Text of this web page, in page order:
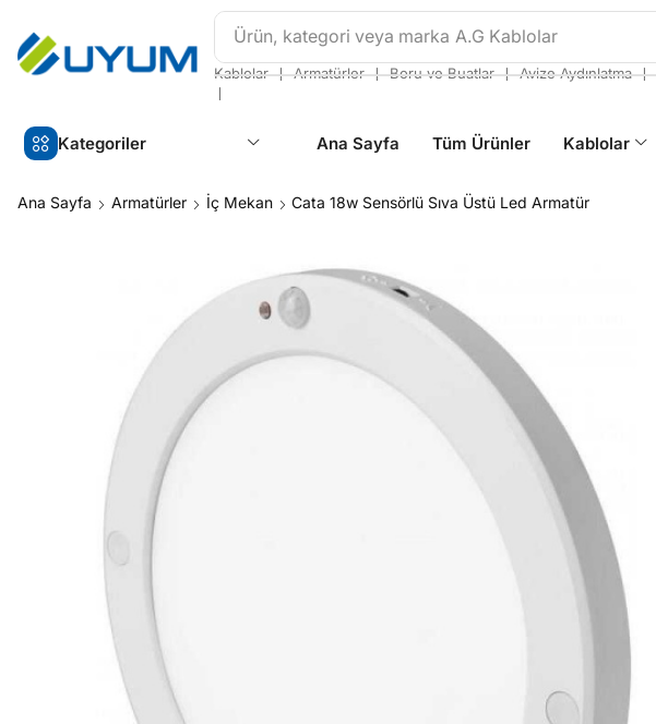
Ürün, kategori veya marka A.G Kablolar
Kablolar ❘ Armatürler ❘ Boru ve Buatlar ❘ Avize Aydınlatma ❘
❘
Kategoriler Ana Sayfa Tüm Ürünler Kablolar
Ana Sayfa Armatürler İç Mekan Cata 18w Sensörlü Sıva Üstü Led Armatür